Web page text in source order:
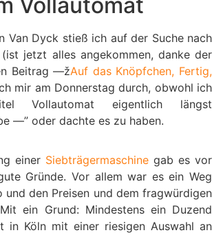
Van Dyck stieß ich auf der Suche nach
(ist jetzt alles angekommen, danke der
Beitrag —žAuf das Knöpfchen, Fertig,
mir am Donnerstag durch, obwohl ich
Vollautomat eigentlich längst
—” oder dachte es zu haben.
einer Siebträgermaschine gab es vor
Gründe. Vor allem war es ein Weg
und den Preisen und dem fragwürdigen
ein Grund: Mindestens ein Duzend
in Köln mit einer riesigen Auswahl an